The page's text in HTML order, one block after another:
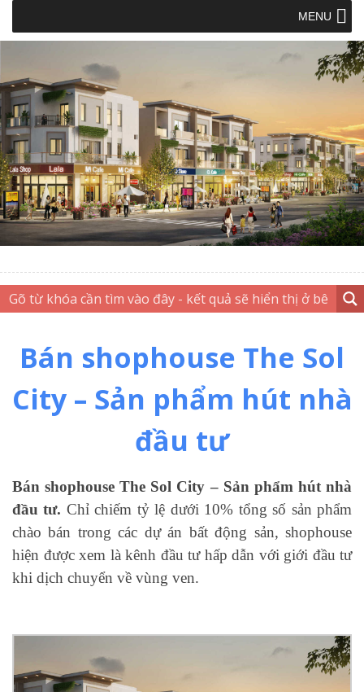
MENU
Bán shophouse The Sol
City – Sản phẩm hút nhà
đầu tư
Bán shophouse The Sol City – Sản phẩm hút nhà
đầu tư. Chỉ chiếm tỷ lệ dưới 10% tổng số sản phẩm
chào bán trong các dự án bất động sản, shophouse
hiện được xem là kênh đầu tư hấp dẫn với giới đầu tư
khi dịch chuyển về vùng ven.